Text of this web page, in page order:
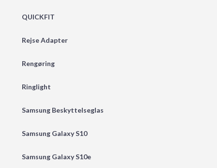
QUICKFIT
Rejse Adapter
Rengøring
Ringlight
Samsung Beskyttelseglas
Samsung Galaxy S10
Samsung Galaxy S10e